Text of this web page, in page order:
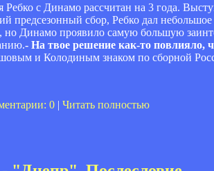
Ребко с Динамо рассчитан на 3 года.
предсезонный сбор, Ребко дал
но Динамо проявило самую большую
- На твое решение как-то повлияло,
и Колодиным знаком по сборной
0 | Читать полностью